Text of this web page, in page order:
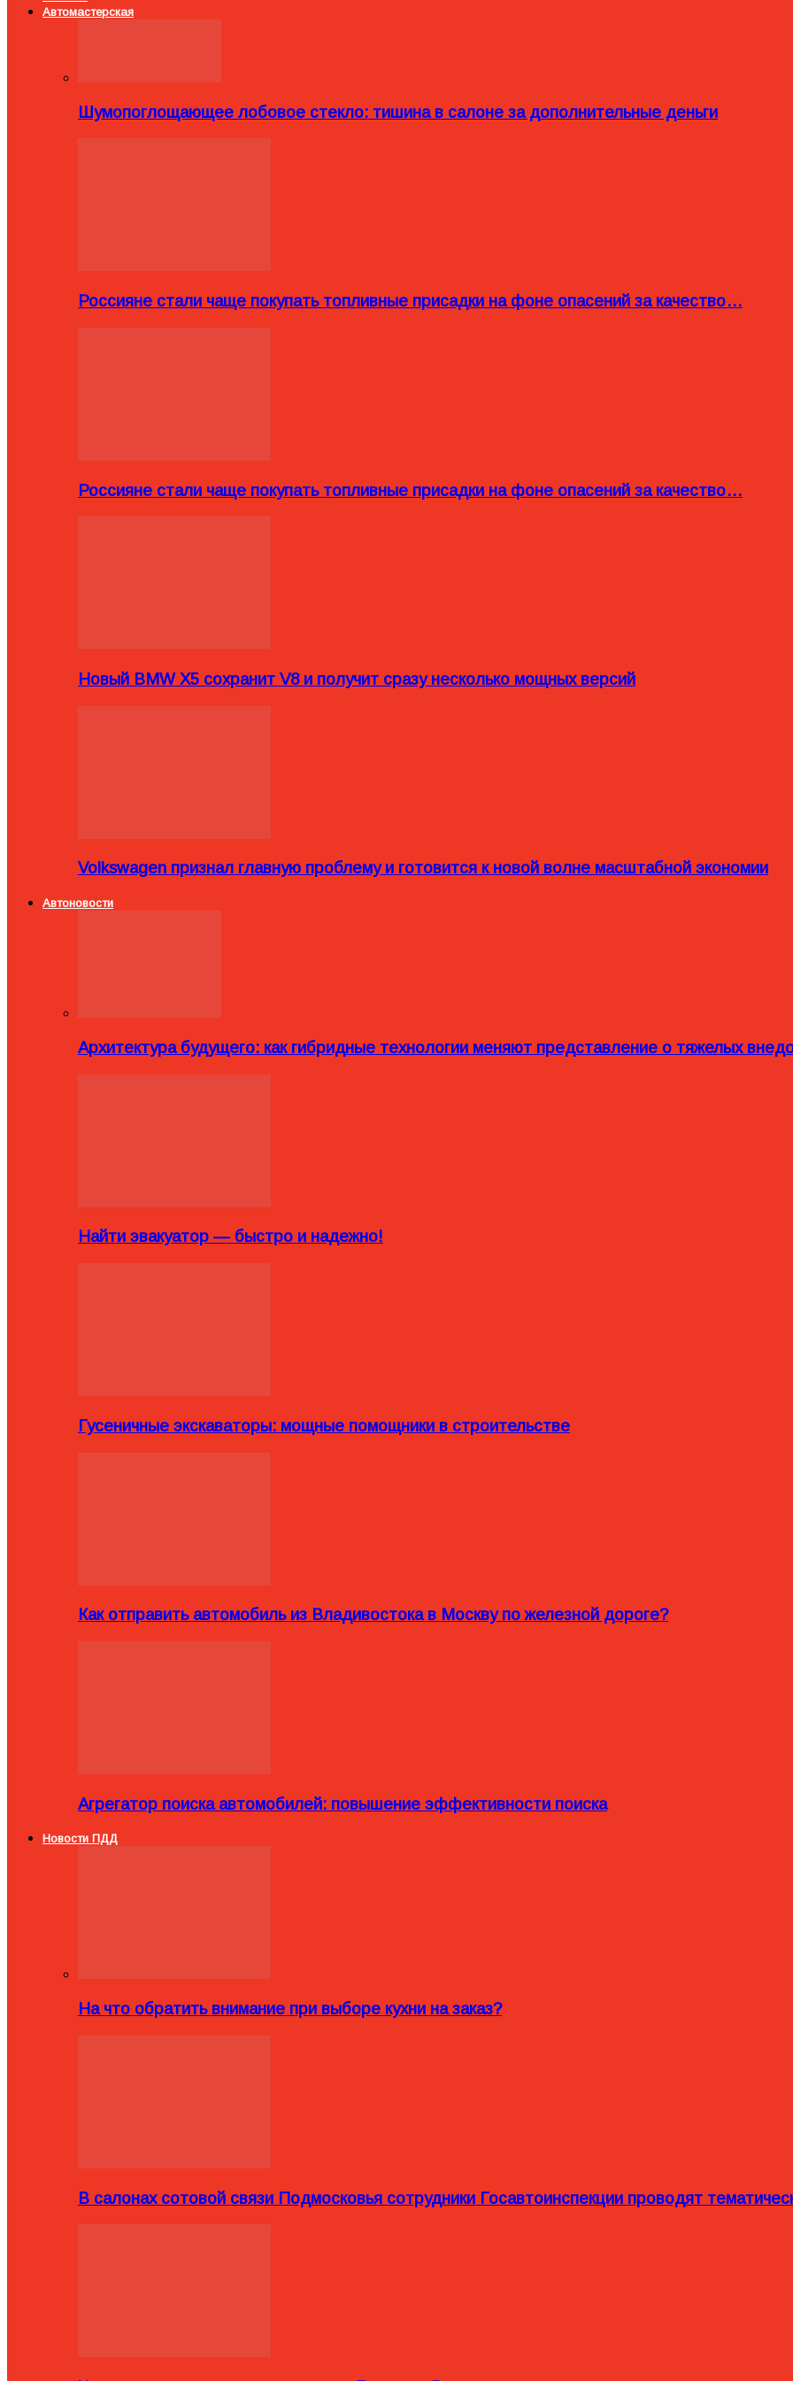
Автомастерская
Шумопоглощающее лобовое стекло: тишина в салоне за дополнительные деньги
Россияне стали чаще покупать топливные присадки на фоне опасений за качество…
Россияне стали чаще покупать топливные присадки на фоне опасений за качество…
Новый BMW X5 сохранит V8 и получит сразу несколько мощных версий
Volkswagen признал главную проблему и готовится к новой волне масштабной экономии
Автоновости
Архитектура будущего: как гибридные технологии меняют представление о тяжелых
Найти эвакуатор — быстро и надежно!
Гусеничные экскаваторы: мощные помощники в строительстве
Как отправить автомобиль из Владивостока в Москву по железной дороге?
Агрегатор поиска автомобилей: повышение эффективности поиска
Новости ПДД
На что обратить внимание при выборе кухни на заказ?
В салонах сотовой связи Подмосковья сотрудники Госавтоинспекции проводят